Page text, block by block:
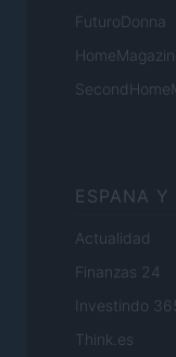
FuturoDonna
ESPANA
Actualidad
Finanzas 24
Investindo
Think.es